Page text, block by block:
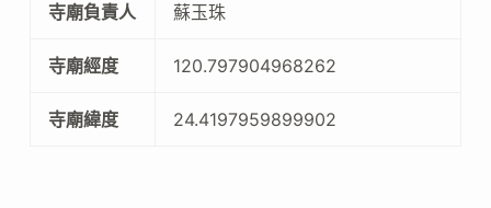
寺廟負責人 蘇玉珠
寺廟經度 120.797904968262
寺廟緯度 24.4197959899902